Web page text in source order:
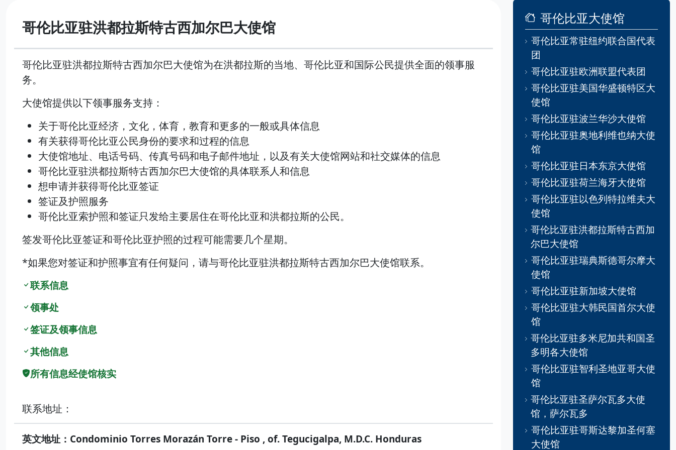
哥伦比亚驻洪都拉斯特古西加尔巴大使馆
哥伦比亚驻洪都拉斯特古西加尔巴大使馆为在洪都拉斯的当地、哥伦比亚和国际公民提供全面的领事服
务。
大使馆提供以下领事服务支持：
关于哥伦比亚经济，文化，体育，教育和更多的一般或具体信息
有关获得哥伦比亚公民身份的要求和过程的信息
大使馆地址、电话号码、传真号码和电子邮件地址，以及有关大使馆网站和社交媒体的信息
哥伦比亚驻洪都拉斯特古西加尔巴大使馆的具体联系人和信息
想申请并获得哥伦比亚签证
签证及护照服务
哥伦比亚索护照和签证只发给主要居住在哥伦比亚和洪都拉斯的公民。
签发哥伦比亚签证和哥伦比亚护照的过程可能需要几个星期。
*如果您对签证和护照事宜有任何疑问，请与哥伦比亚驻洪都拉斯特古西加尔巴大使馆联系。
联系信息
领事处
签证及领事信息
其他信息
所有信息经使馆核实
联系地址：
英文地址：Condominio Torres Morazán Torre - Piso , of. Tegucigalpa, M.D.C. Honduras
哥伦比亚大使馆
哥伦比亚常驻纽约联合国代表
团
哥伦比亚驻欧洲联盟代表团
哥伦比亚驻美国华盛顿特区大
使馆
哥伦比亚驻波兰华沙大使馆
哥伦比亚驻奥地利维也纳大使
馆
哥伦比亚驻日本东京大使馆
哥伦比亚驻荷兰海牙大使馆
哥伦比亚驻以色列特拉维夫大
使馆
哥伦比亚驻洪都拉斯特古西加
尔巴大使馆
哥伦比亚驻瑞典斯德哥尔摩大
使馆
哥伦比亚驻新加坡大使馆
哥伦比亚驻大韩民国首尔大使
馆
哥伦比亚驻多米尼加共和国圣
多明各大使馆
哥伦比亚驻智利圣地亚哥大使
馆
哥伦比亚驻圣萨尔瓦多大使
馆，萨尔瓦多
哥伦比亚驻哥斯达黎加圣何塞
大使馆